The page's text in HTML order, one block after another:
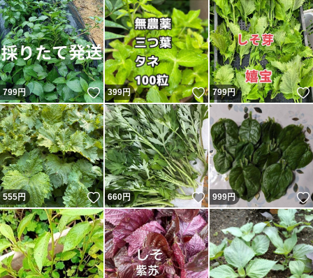
799円 いいね！
399円 いいね！
799円
555円 いいね！
660円 いいね！
999円